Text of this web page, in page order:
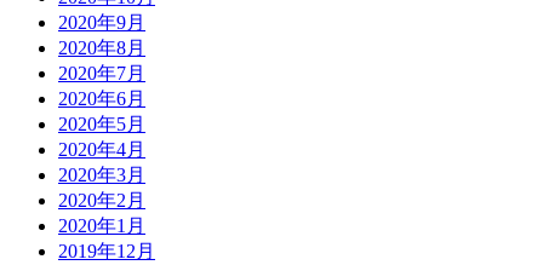
2020年9月
2020年8月
2020年7月
2020年6月
2020年5月
2020年4月
2020年3月
2020年2月
2020年1月
2019年12月